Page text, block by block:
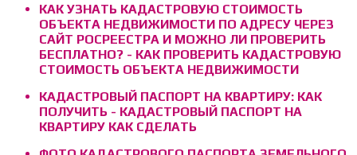
КАК УЗНАТЬ КАДАСТРОВУЮ СТОИМОСТЬ
ОБЪЕКТА НЕДВИЖИМОСТИ ПО АДРЕСУ ЧЕРЕЗ
САЙТ РОСРЕЕСТРА И МОЖНО ЛИ ПРОВЕРИТЬ
БЕСПЛАТНО? - КАК ПРОВЕРИТЬ КАДАСТРОВУЮ
СТОИМОСТЬ ОБЪЕКТА НЕДВИЖИМОСТИ
КАДАСТРОВЫЙ ПАСПОРТ НА КВАРТИРУ: КАК
ПОЛУЧИТЬ - КАДАСТРОВЫЙ ПАСПОРТ НА
КВАРТИРУ КАК СДЕЛАТЬ